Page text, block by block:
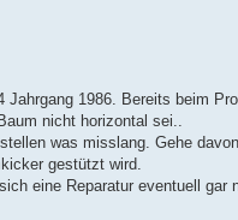
1986. Bereits beim
nicht horizontal sei..
was misslang. Gehe
gestützt wird.
eine Reparatur eventuell gar